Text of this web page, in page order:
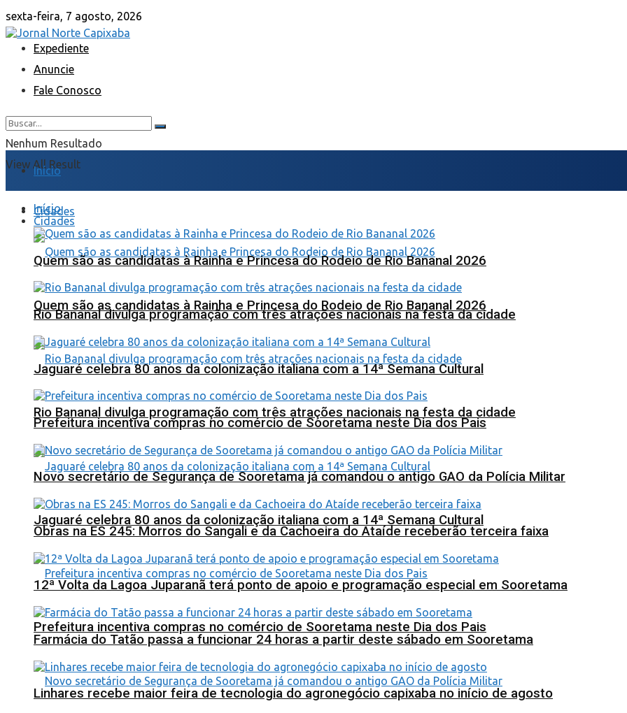
sexta-feira, 7 agosto, 2026
Expediente
Anuncie
Fale Conosco
Nenhum Resultado
View All Result
Início
Cidades
Quem são as candidatas à Rainha e Princesa do Rodeio de Rio Bananal 2026
Rio Bananal divulga programação com três atrações nacionais na festa da cidade
Jaguaré celebra 80 anos da colonização italiana com a 14ª Semana Cultural
Prefeitura incentiva compras no comércio de Sooretama neste Dia dos Pais
Início
Cidades
Quem são as candidatas à Rainha e Princesa do Rodeio de Rio Bananal 2026
Rio Bananal divulga programação com três atrações nacionais na festa da cidade
Jaguaré celebra 80 anos da colonização italiana com a 14ª Semana Cultural
Prefeitura incentiva compras no comércio de Sooretama neste Dia dos Pais
Novo secretário de Segurança de Sooretama já comandou o antigo GAO da Polícia Militar
Obras na ES 245: Morros do Sangali e da Cachoeira do Ataíde receberão terceira faixa
12ª Volta da Lagoa Juparanã terá ponto de apoio e programação especial em Sooretama
Farmácia do Tatão passa a funcionar 24 horas a partir deste sábado em Sooretama
Linhares recebe maior feira de tecnologia do agronegócio capixaba no início de agosto